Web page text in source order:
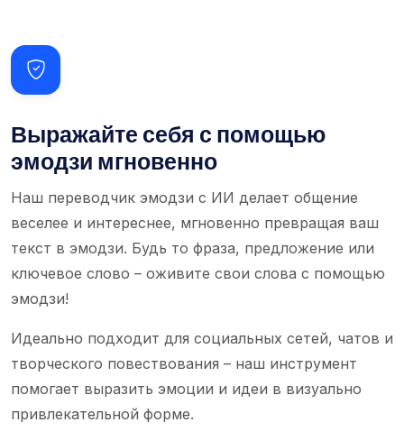
Выражайте себя с помощью
эмодзи мгновенно
Наш переводчик эмодзи с ИИ делает общение
веселее и интереснее, мгновенно превращая ваш
текст в эмодзи. Будь то фраза, предложение или
ключевое слово – оживите свои слова с помощью
эмодзи!
Идеально подходит для социальных сетей, чатов и
творческого повествования – наш инструмент
помогает выразить эмоции и идеи в визуально
привлекательной форме.